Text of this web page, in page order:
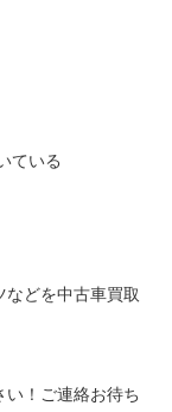
ている
などを中古車買取
い！ご連絡お待ち